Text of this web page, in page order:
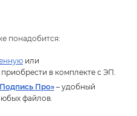
понадобится:
или
в комплекте с ЭП.
Про»– удобный
файлов.